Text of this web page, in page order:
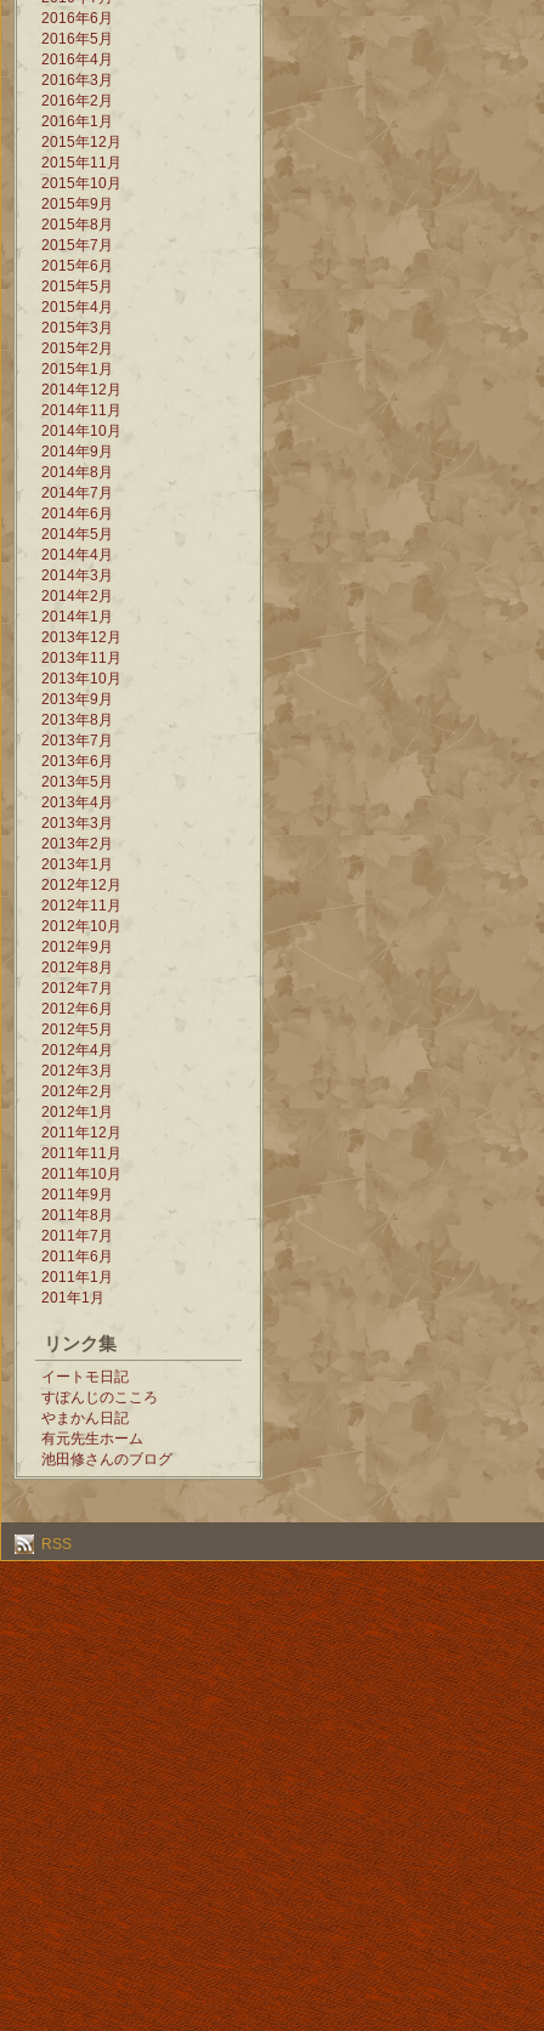
2016年6月
2016年5月
2016年4月
2016年3月
2016年2月
2016年1月
2015年12月
2015年11月
2015年10月
2015年9月
2015年8月
2015年7月
2015年6月
2015年5月
2015年4月
2015年3月
2015年2月
2015年1月
2014年12月
2014年11月
2014年10月
2014年9月
2014年8月
2014年7月
2014年6月
2014年5月
2014年4月
2014年3月
2014年2月
2014年1月
2013年12月
2013年11月
2013年10月
2013年9月
2013年8月
2013年7月
2013年6月
2013年5月
2013年4月
2013年3月
2013年2月
2013年1月
2012年12月
2012年11月
2012年10月
2012年9月
2012年8月
2012年7月
2012年6月
2012年5月
2012年4月
2012年3月
2012年2月
2012年1月
2011年12月
2011年11月
2011年10月
2011年9月
2011年8月
2011年7月
2011年6月
2011年1月
201年1月
リンク集
イートモ日記
すぽんじのこころ
やまかん日記
有元先生ホーム
池田修さんのブログ
RSS